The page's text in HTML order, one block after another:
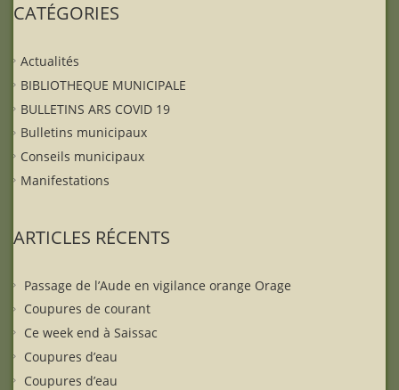
CATÉGORIES
Actualités
BIBLIOTHEQUE MUNICIPALE
BULLETINS ARS COVID 19
Bulletins municipaux
Conseils municipaux
Manifestations
ARTICLES RÉCENTS
Passage de l’Aude en vigilance orange Orage
Coupures de courant
Ce week end à Saissac
Coupures d’eau
Coupures d’eau